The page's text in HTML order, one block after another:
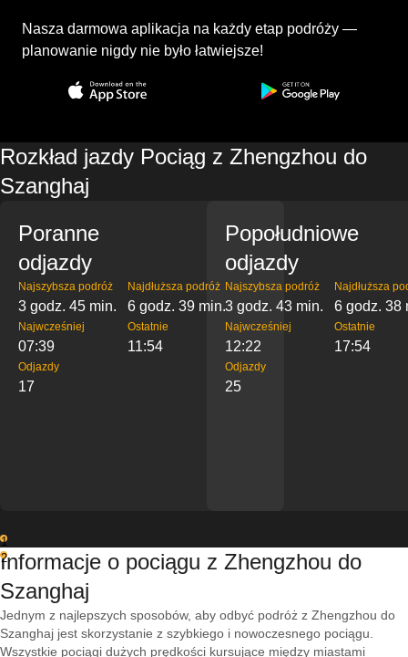
Nasza darmowa aplikacja na każdy etap podróży —
planowanie nigdy nie było łatwiejsze!
Rozkład jazdy Pociąg z Zhengzhou do
Szanghaj
Poranne
odjazdy
Najszybsza podróż
3 godz. 45 min.
Najdłuższa podróż
6 godz. 39 min.
Najwcześniej
07:39
Ostatnie
11:54
Odjazdy
17
Popołudniowe
odjazdy
Najszybsza podróż
3 godz. 43 min.
Najdłuższa
6 godz. 38
Najwcześniej
12:22
Ostatnie
17:54
Odjazdy
25
1
2
Informacje o pociągu z Zhengzhou do
Szanghaj
Jednym z najlepszych sposobów, aby odbyć podróż z Zhengzhou do
Szanghaj jest skorzystanie z szybkiego i nowoczesnego pociągu.
Wszystkie pociągi dużych prędkości kursujące między miastami